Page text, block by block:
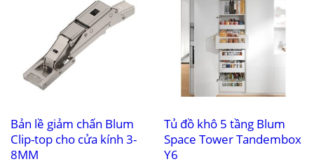
Bản lề giảm chấn Blum
Clip-top cho cửa kính 3-
8MM
Tủ đồ khô 5 tầng Blum
Space Tower Tandembox
Y6